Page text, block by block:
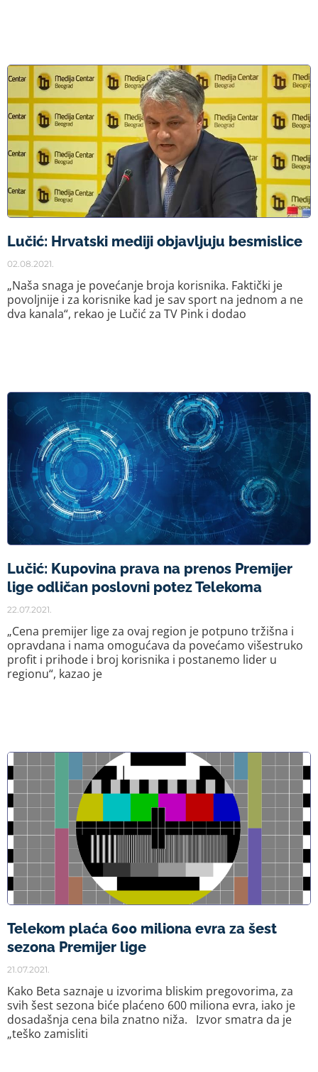
Lučić: Hrvatski mediji objavljuju besmislice
02.08.2021.
„Naša snaga je povećanje broja korisnika. Faktički je
povoljnije i za korisnike kad je sav sport na jednom a ne
dva kanala“, rekao je Lučić za TV Pink i dodao
Lučić: Kupovina prava na prenos Premijer
lige odličan poslovni potez Telekoma
22.07.2021.
„Cena premijer lige za ovaj region je potpuno tržišna i
opravdana i nama omogućava da povećamo višestruko
profit i prihode i broj korisnika i postanemo lider u
regionu“, kazao je
Telekom plaća 600 miliona evra za šest
sezona Premijer lige
21.07.2021.
Kako Beta saznaje u izvorima bliskim pregovorima, za
svih šest sezona biće plaćeno 600 miliona evra, iako je
dosadašnja cena bila znatno niža. Izvor smatra da je
„teško zamisliti